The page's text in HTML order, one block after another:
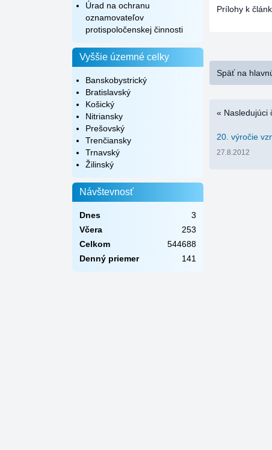
Úrad na ochranu
oznamovateľov
protispoločenskej činnosti
Vyššie územné celky
Banskobystrický
Bratislavský
Košický
Nitriansky
Prešovský
Trenčiansky
Trnavský
Žilinský
Návštevnosť
Dnes
3
Včera
253
Celkom
544688
Denný priemer
141
Prílohy k
Späť na
« Nasledujúci
20. výročie
27.8.2012